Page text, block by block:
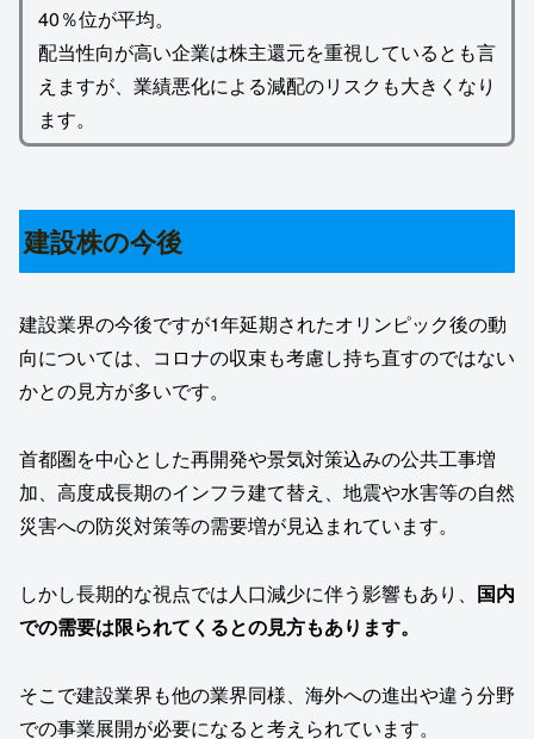
40％位が平均。
配当性向が高い企業は株主還元を重視しているとも言
えますが、業績悪化による減配のリスクも大きくなり
ます。
建設株の今後
建設業界の今後ですが1年延期されたオリンピック後の動
向については、コロナの収束も考慮し持ち直すのではない
かとの見方が多いです。
首都圏を中心とした再開発や景気対策込みの公共工事増
加、高度成長期のインフラ建て替え、地震や水害等の自然
災害への防災対策等の需要増が見込まれています。
しかし長期的な視点では人口減少に伴う影響もあり、 国内
での需要は限られてくるとの見方もあります。
そこで建設業界も他の業界同様、海外への進出や違う分野
での事業展開が必要になると考えられています。